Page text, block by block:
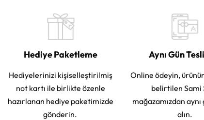
Hediye Paketleme
Hediyelerinizi kişiselleştirilmiş
not kartı ile birlikte özenle
hazırlanan hediye paketimizde
gönderin.
Aynı Gün
Online ödeyin,
belirtilen Sami
mağazamızdan
alın.